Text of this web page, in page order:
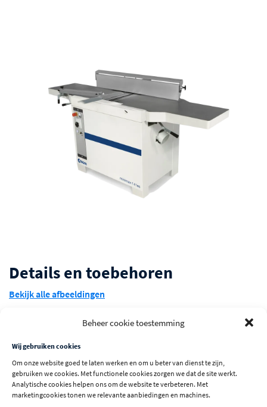
Beheer cookie toestemming
Wij gebruiken cookies
Om onze website goed te laten werken en om u beter van dienst te zijn,
gebruiken we cookies. Met functionele cookies zorgen we dat de site werkt.
Analytische cookies helpen ons om de website te verbeteren. Met
marketingcookies tonen we relevante aanbiedingen en machines.
Details en toebehoren
Bekijk alle afbeeldingen